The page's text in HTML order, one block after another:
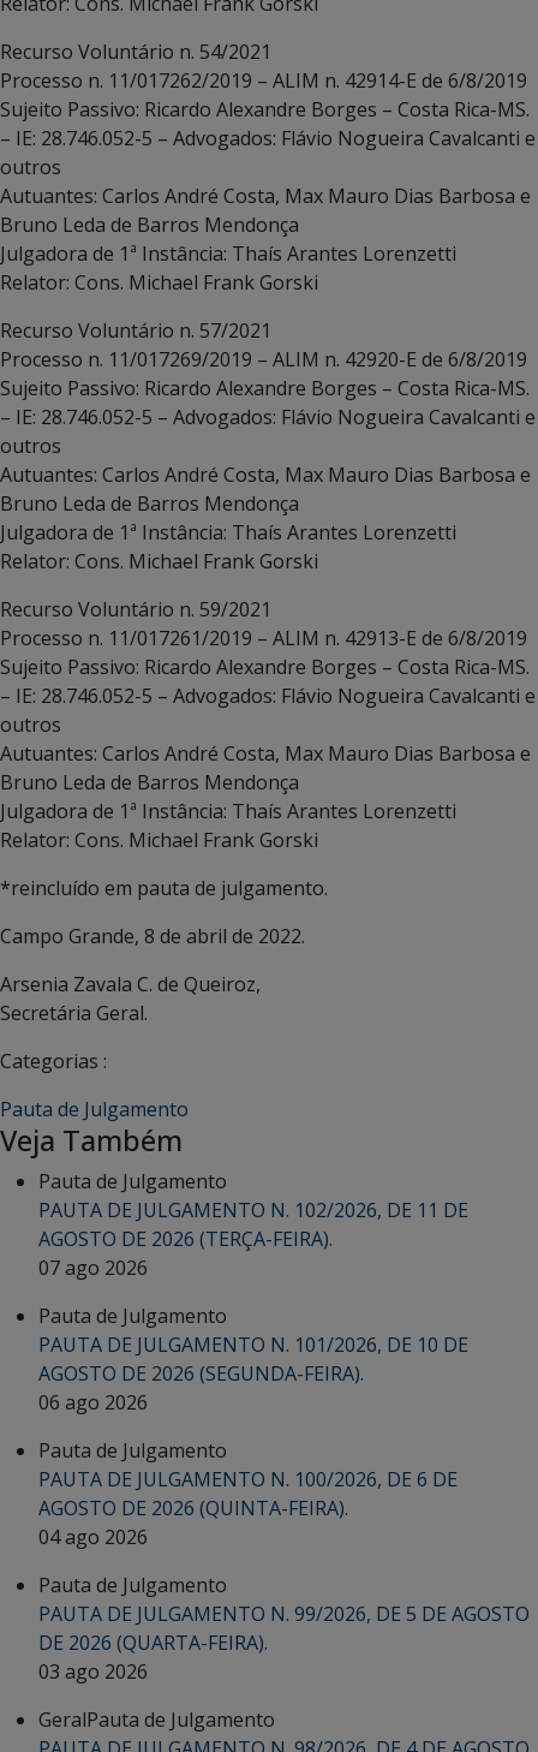
Recurso Voluntário n. 54/2021
Processo n. 11/017262/2019 – ALIM n. 42914-E de 6/8/2019
Sujeito Passivo: Ricardo Alexandre Borges – Costa Rica-MS.
– IE: 28.746.052-5 – Advogados: Flávio Nogueira Cavalcanti e
outros
Autuantes: Carlos André Costa, Max Mauro Dias Barbosa e
Bruno Leda de Barros Mendonça
Julgadora de 1ª Instância: Thaís Arantes Lorenzetti
Relator: Cons. Michael Frank Gorski
Recurso Voluntário n. 57/2021
Processo n. 11/017269/2019 – ALIM n. 42920-E de 6/8/2019
Sujeito Passivo: Ricardo Alexandre Borges – Costa Rica-MS.
– IE: 28.746.052-5 – Advogados: Flávio Nogueira Cavalcanti e
outros
Autuantes: Carlos André Costa, Max Mauro Dias Barbosa e
Bruno Leda de Barros Mendonça
Julgadora de 1ª Instância: Thaís Arantes Lorenzetti
Relator: Cons. Michael Frank Gorski
Recurso Voluntário n. 59/2021
Processo n. 11/017261/2019 – ALIM n. 42913-E de 6/8/2019
Sujeito Passivo: Ricardo Alexandre Borges – Costa Rica-MS.
– IE: 28.746.052-5 – Advogados: Flávio Nogueira Cavalcanti e
outros
Autuantes: Carlos André Costa, Max Mauro Dias Barbosa e
Bruno Leda de Barros Mendonça
Julgadora de 1ª Instância: Thaís Arantes Lorenzetti
Relator: Cons. Michael Frank Gorski
*reincluído em pauta de julgamento.
Campo Grande, 8 de abril de 2022.
Arsenia Zavala C. de Queiroz,
Secretária Geral.
Categorias :
Pauta de Julgamento
Veja Também
Pauta de Julgamento
PAUTA DE JULGAMENTO N. 102/2026, DE 11 DE
AGOSTO DE 2026 (TERÇA-FEIRA).
07 ago 2026
Pauta de Julgamento
PAUTA DE JULGAMENTO N. 101/2026, DE 10 DE
AGOSTO DE 2026 (SEGUNDA-FEIRA).
06 ago 2026
Pauta de Julgamento
PAUTA DE JULGAMENTO N. 100/2026, DE 6 DE
AGOSTO DE 2026 (QUINTA-FEIRA).
04 ago 2026
Pauta de Julgamento
PAUTA DE JULGAMENTO N. 99/2026, DE 5 DE AGOSTO
DE 2026 (QUARTA-FEIRA).
03 ago 2026
GeralPauta de Julgamento